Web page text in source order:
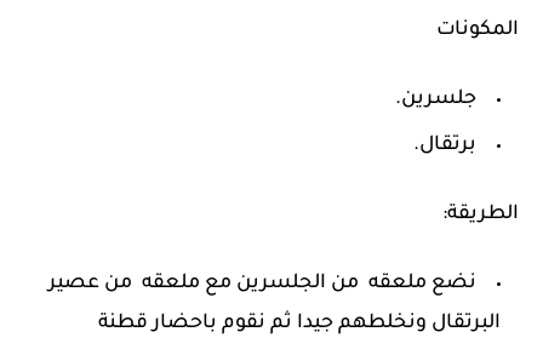
المكونات
جلسرين.
برتقال.
الطريقة:
نضع ملعقه من الجلسرين مع ملعقه من عصير
البرتقال ونخلطهم جيدا ثم نقوم باحضار قطنة